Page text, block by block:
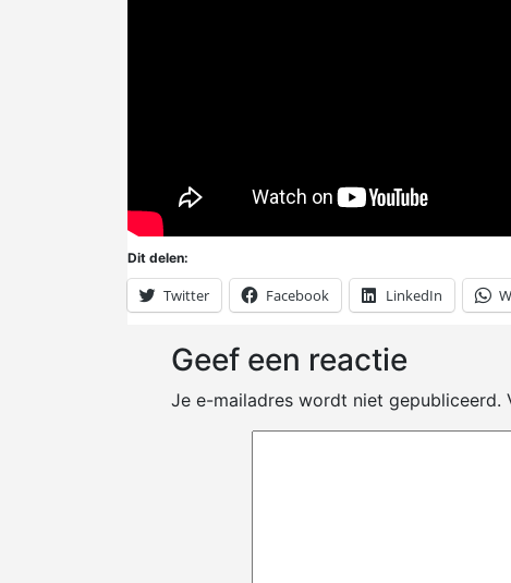
Dit delen:
Twitter Facebook LinkedIn
Geef een reactie
Je e-mailadres wordt niet gepubliceerd.